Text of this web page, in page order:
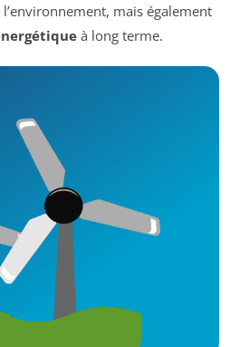
mais également
à long terme.